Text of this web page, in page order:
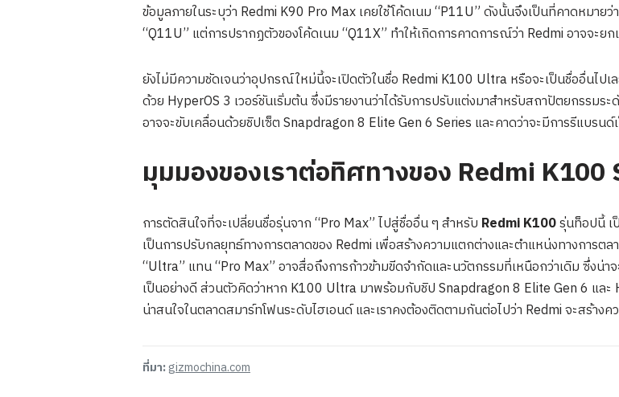
ข้อมูลภายในระบุว่า Redmi K90 Pro Max เคยใช้โค้ดเนม “P11U” ดังนั้นจึงเป็นที่คาดหมาย
“Q11U” แต่การปรากฏตัวของโค้ดเนม “Q11X” ทำให้เกิดการคาดการณ์ว่า Redmi อาจจะย
ยังไม่มีความชัดเจนว่าอุปกรณ์ใหม่นี้จะเปิดตัวในชื่อ Redmi K100 Ultra หรือจะเป็นชื่ออื่นไป
ด้วย HyperOS 3 เวอร์ชันเริ่มต้น ซึ่งมีรายงานว่าได้รับการปรับแต่งมาสำหรับสถาปัตยกรร
อาจจะขับเคลื่อนด้วยชิปเซ็ต Snapdragon 8 Elite Gen 6 Series และคาดว่าจะมีการรีแบร
มุมมองของเราต่อทิศทางของ Redmi K100
การตัดสินใจที่จะเปลี่ยนชื่อรุ่นจาก “Pro Max” ไปสู่ชื่ออื่น ๆ สำหรับ Redmi K100รุ่นท็อปนี้ เ
เป็นการปรับกลยุทธ์ทางการตลาดของ Redmi เพื่อสร้างความแตกต่างและตำแหน่งทางการต
“Ultra” แทน “Pro Max” อาจสื่อถึงการก้าวข้ามขีดจำกัดและนวัตกรรมที่เหนือกว่าเดิม ซึ่ง
เป็นอย่างดี ส่วนตัวคิดว่าหาก K100 Ultra มาพร้อมกับชิป Snapdragon 8 Elite Gen 6 และ
น่าสนใจในตลาดสมาร์ทโฟนระดับไฮเอนด์ และเราคงต้องติดตามกันต่อไปว่า Redmi จะสร้า
ที่มา:gizmochina.com